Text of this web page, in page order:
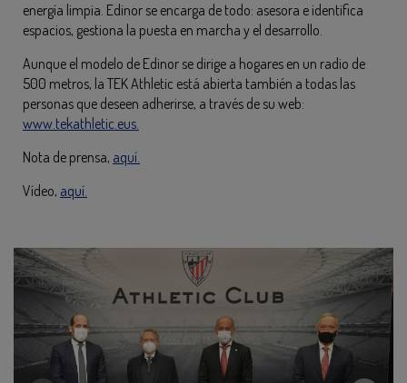
energía limpia. Edinor se encarga de todo: asesora e identifica
espacios, gestiona la puesta en marcha y el desarrollo.
Aunque el modelo de Edinor se dirige a hogares en un radio de
500 metros, la TEK Athletic está abierta también a todas las
personas que deseen adherirse, a través de su web:
www.tekathletic.eus.
Nota de prensa, aquí.
Vídeo, aquí.